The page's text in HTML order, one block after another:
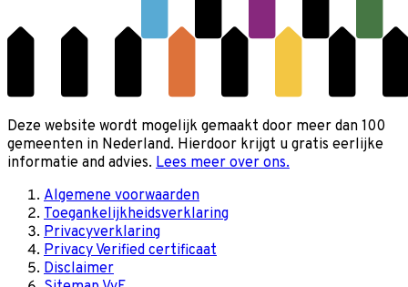
Deze website wordt mogelijk gemaakt door meer dan 100
gemeenten in Nederland. Hierdoor krijgt u gratis eerlijke
informatie and advies. Lees meer over ons.
Algemene voorwaarden
Toegankelijkheidsverklaring
Privacyverklaring
Privacy Verified certificaat
Disclaimer